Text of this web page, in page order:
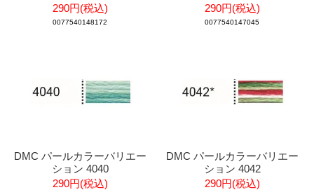
290円(税込)
0077540148172
290円(税込)
0077540147045
DMC パールカラーバリエー
ション 4040
290円(税込)
DMC パールカラーバリエー
ション 4042
290円(税込)